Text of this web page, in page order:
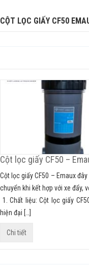
CỘT LỌC GIẤY CF50
Cột lọc giấy CF50 –
Cột lọc giấy CF50 – Emaux
chuyển khi kết hợp với xe đẩy,
1. Chất liệu: Cột lọc giấy
hiện đại […]
Chi tiết